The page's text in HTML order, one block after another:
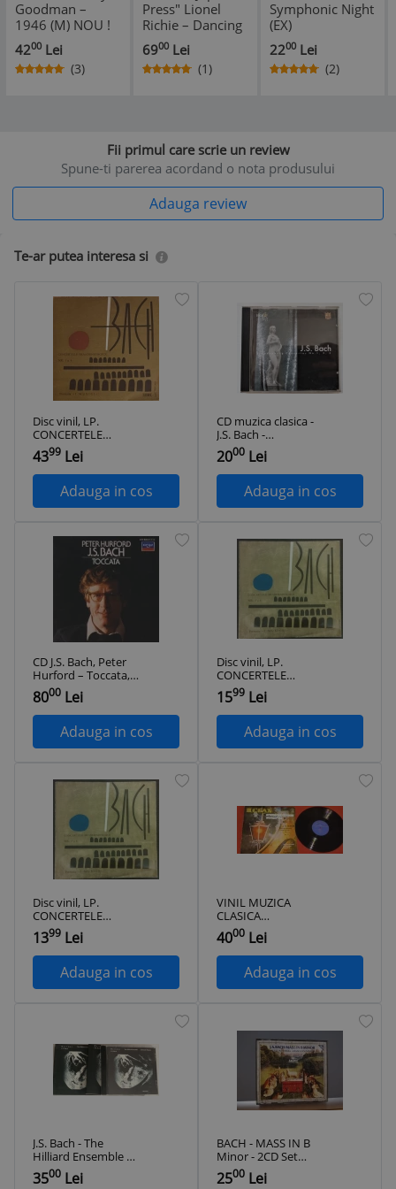
Goodman ‎–
1946 (M) NOU !
~SIGILAT~
4200 Lei
(3)
Press" Lionel
Richie – Dancing
On The Ceiling
(VG+)
6900 Lei
(1)
Symphonic Night
(EX)
2200 Lei
(2)
Fii primul care scrie un review
Spune-ti parerea acordand o nota produsului
Adauga review
Te-ar putea interesa si
Disc vinil, LP.
CONCERTELE
BRANDERBURGICE
NR.1 SI 4-JOHANN
SEBASTIAN BACH-
289252
4399 Lei
Adauga in cos
CD muzica clasica -
J.S. Bach -
Brandenburg
Concertos No. 1, 2,
3
2000 Lei
Adauga in cos
CD J.S. Bach, Peter
Hurford ‎– Toccata,
muzica clasica
8000 Lei
Adauga in cos
Disc vinil, LP.
CONCERTELE
BRANDENBURGICE
NR. 2 SI 6-BACH-
328977
1599 Lei
Adauga in cos
Disc vinil, LP.
CONCERTELE
BRANDENBURGICE
NR. 2 SI 6-BACH-
328976
1399 Lei
Adauga in cos
VINIL MUZICA
CLASICA
SIMFONICA J. S.
BACH -
BRANDENBURG
CONCERT NR.1 SI
4000 Lei
Adauga in cos
J.S. Bach - The
Hilliard Ensemble /
Christoph Poppen ‎–
Morimur NM / NM
3500 Lei
BACH - MASS IN B
Minor - 2CD Set
(1985/POLYDOR/RFG)
-2500 Lei